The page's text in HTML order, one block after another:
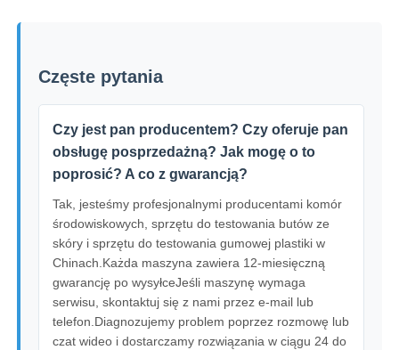
Częste pytania
Czy jest pan producentem? Czy oferuje pan
obsługę posprzedażną? Jak mogę o to
poprosić? A co z gwarancją?
Tak, jesteśmy profesjonalnymi producentami komór
środowiskowych, sprzętu do testowania butów ze
skóry i sprzętu do testowania gumowej plastiki w
Chinach.Każda maszyna zawiera 12-miesięczną
gwarancję po wysyłceJeśli maszynę wymaga
serwisu, skontaktuj się z nami przez e-mail lub
telefon.Diagnozujemy problem poprzez rozmowę lub
czat wideo i dostarczamy rozwiązania w ciągu 24 do